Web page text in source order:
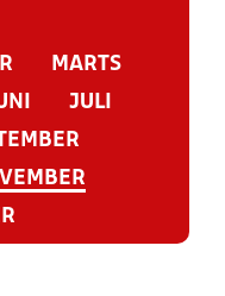
MARTS
JULI